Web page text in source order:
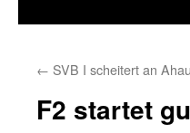
← SVB I scheitert an
F2 startet